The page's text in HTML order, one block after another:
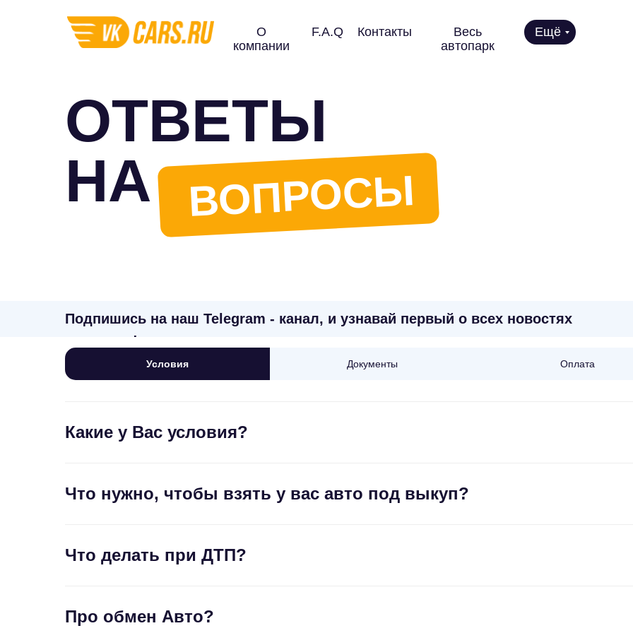
О
компании
F.A.Q Контакты Ещё
Весь
автопарк
ОТВЕТЫ
НА
ВОПРОСЫ
Подпишись на наш Telegram - канал, и узнавай первый о всех новостях
компании!
Условия Документы Оплата
Какие у Вас условия?
Что нужно, чтобы взять у вас авто под выкуп?
Что делать при ДТП?
Про обмен Авто?